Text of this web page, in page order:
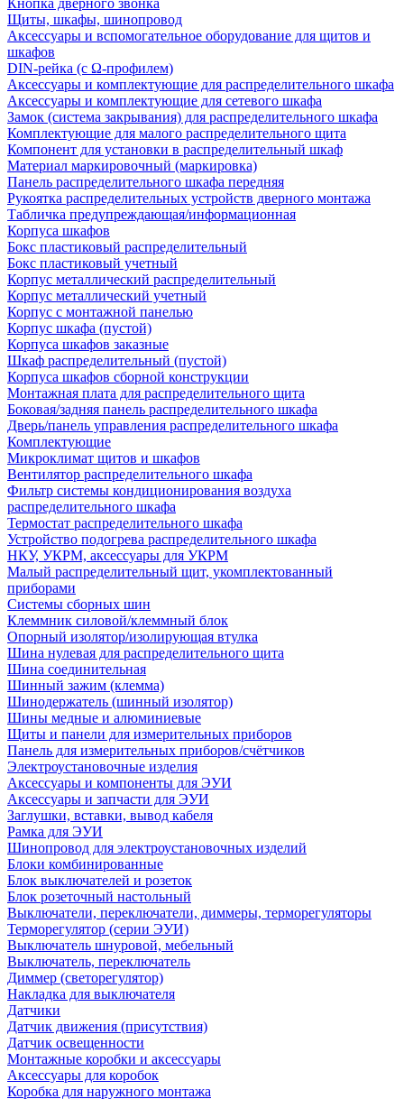
Кнопка дверного звонка
Щиты, шкафы, шинопровод
Аксессуары и вспомогательное оборудование для щитов и
шкафов
DIN-рейка (с Ω-профилем)
Аксессуары и комплектующие для распределительного шкафа
Аксессуары и комплектующие для сетевого шкафа
Замок (система закрывания) для распределительного шкафа
Комплектующие для малого распределительного щита
Компонент для установки в распределительный шкаф
Материал маркировочный (маркировка)
Панель распределительного шкафа передняя
Рукоятка распределительных устройств дверного монтажа
Табличка предупреждающая/информационная
Корпуса шкафов
Бокс пластиковый распределительный
Бокс пластиковый учетный
Корпус металлический распределительный
Корпус металлический учетный
Корпус с монтажной панелью
Корпус шкафа (пустой)
Корпуса шкафов заказные
Шкаф распределительный (пустой)
Корпуса шкафов сборной конструкции
Монтажная плата для распределительного щита
Боковая/задняя панель распределительного шкафа
Дверь/панель управления распределительного шкафа
Комплектующие
Микроклимат щитов и шкафов
Вентилятор распределительного шкафа
Фильтр системы кондиционирования воздуха
распределительного шкафа
Термостат распределительного шкафа
Устройство подогрева распределительного шкафа
НКУ, УКРМ, аксессуары для УКРМ
Малый распределительный щит, укомплектованный
приборами
Системы сборных шин
Клеммник силовой/клеммный блок
Опорный изолятор/изолирующая втулка
Шина нулевая для распределительного щита
Шина соединительная
Шинный зажим (клемма)
Шинодержатель (шинный изолятор)
Шины медные и алюминиевые
Щиты и панели для измерительных приборов
Панель для измерительных приборов/счётчиков
Электроустановочные изделия
Аксессуары и компоненты для ЭУИ
Аксессуары и запчасти для ЭУИ
Заглушки, вставки, вывод кабеля
Рамка для ЭУИ
Шинопровод для электроустановочных изделий
Блоки комбинированные
Блок выключателей и розеток
Блок розеточный настольный
Выключатели, переключатели, диммеры, терморегуляторы
Терморегулятор (серии ЭУИ)
Выключатель шнуровой, мебельный
Выключатель, переключатель
Диммер (светорегулятор)
Накладка для выключателя
Датчики
Датчик движения (присутствия)
Датчик освещенности
Монтажные коробки и аксессуары
Аксессуары для коробок
Коробка для наружного монтажа